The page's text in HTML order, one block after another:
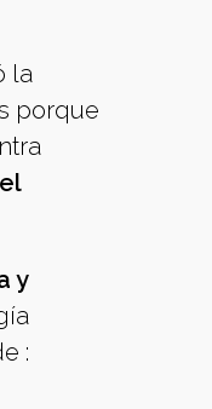
la
porque
el
y
: